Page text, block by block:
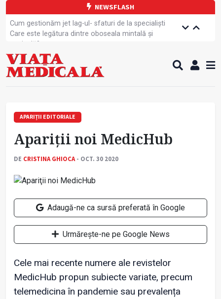
NEWSFLASH
Cum gestionăm jet lag-ul- sfaturi de la specialiști
Care este legătura dintre oboseala mintală și
caniculă?
Campanie de prevenție dedicată sportivelor
Un nou studiu pentru testarea unui vaccin împotriva
tulpinei Bundibugyo a virusului Ebola
sănătate
Demersuri pentru acces transfrontalier la date
medicale
Contractul cadru ar putea fi modificat
temporar
APARIȚII EDITORIALE
Apariţii noi MedicHub
DE CRISTINA GHIOCA - OCT. 30 2020
Adaugă-ne ca sursă preferată în Google
Urmărește-ne pe Google News
Cele mai recente numere ale revistelor
MedicHub propun subiecte variate, precum
telemedicina în pandemie sau prevalența